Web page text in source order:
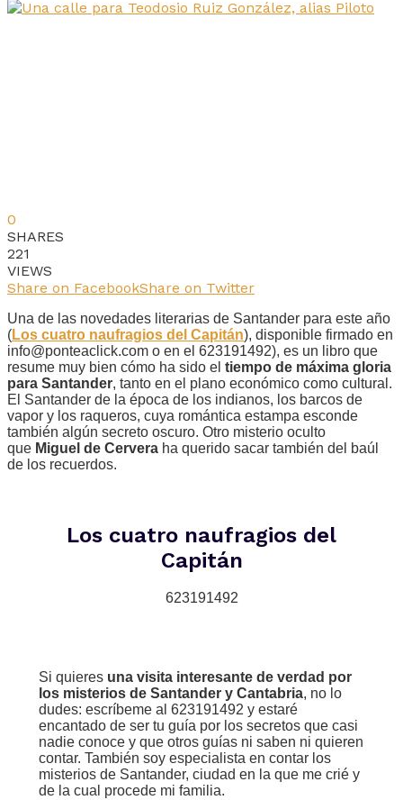
0
SHARES
221
VIEWS
Share on FacebookShare on Twitter
Una de las novedades literarias de Santander para este año
(Los cuatro naufragios del Capitán), disponible firmado en
info@ponteaclick.com o en el 623191492), es un libro que
resume muy bien cómo ha sido el tiempo de máxima gloria
para Santander, tanto en el plano económico como cultural.
El Santander de la época de los indianos, los barcos de
vapor y los raqueros, cuya romántica estampa esconde
también algún secreto oscuro. Otro misterio oculto
que Miguel de Cervera ha querido sacar también del baúl
de los recuerdos.
Los cuatro naufragios del
Capitán
623191492
Si quieres una visita interesante de verdad por
los misterios de Santander y Cantabria, no lo
dudes: escríbeme al 623191492 y estaré
encantado de ser tu guía por los secretos que casi
nadie conoce y que otros guías ni saben ni quieren
contar. También soy especialista en contar los
misterios de Santander, ciudad en la que me crié y
de la cual procede mi familia.